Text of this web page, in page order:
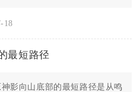
18
最短路径
影向山底部的最短路径是从鸣